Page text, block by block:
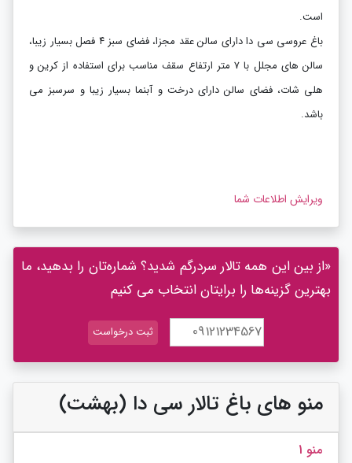
است.
باغ عروسی سی دا دارای سالن عقد مجزا، فضای سبز ۴ فصل بسیار زیبا،
سالن های مجلل با ۷ متر ارتفاع سقف مناسب برای استفاده از کرین و
هلی شات، فضای سالن دارای درخت و آبنما بسیار زیبا و سرسبز می
باشد.
ویرایش اطلاعات شما
«از بین این همه تالار سردرگم شدید؟ شماره‌تان را بدهید، ما
بهترین گزینه‌ها را برایتان انتخاب می کنیم
منو های باغ تالار سی دا (بهشت)
منو 1